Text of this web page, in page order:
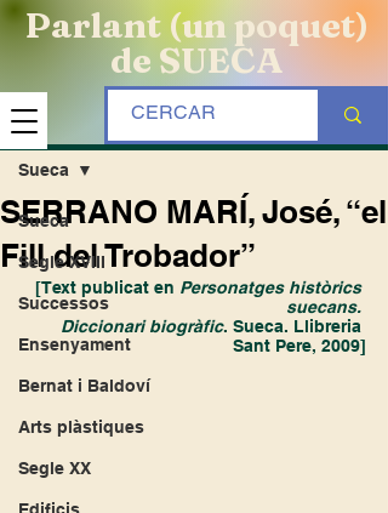
Parlant (un poquet)
de SUECA
Entrada
Sueca
Segle XVIII
Successos
Ensenyament
Bernat i Baldoví
Arts plàstiques
Segle XX
Sueca
SERRANO MARÍ, José, “el
Fill del Trobador”
[Text publicat en Personatges històrics
suecans.
Diccionari biogràfic. Sueca. Llibreria
Sant Pere, 2009]